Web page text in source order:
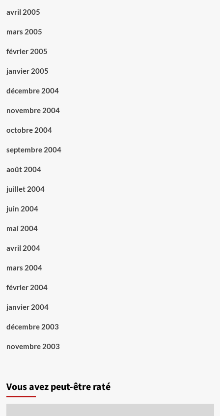
avril 2005
mars 2005
février 2005
janvier 2005
décembre 2004
novembre 2004
octobre 2004
septembre 2004
août 2004
juillet 2004
juin 2004
mai 2004
avril 2004
mars 2004
février 2004
janvier 2004
décembre 2003
novembre 2003
Vous avez peut-être raté